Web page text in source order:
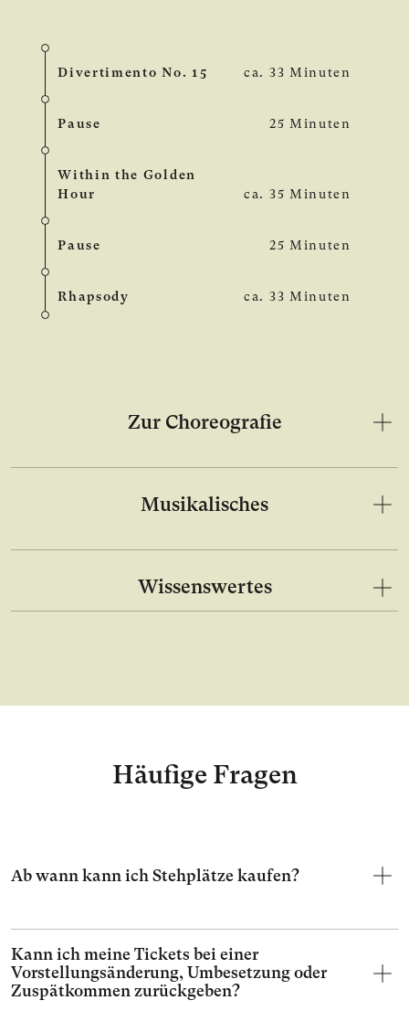
Divertimento No. 15 ca. 33 Minuten
Pause 25 Minuten
Within the Golden
Hour
ca. 35 Minuten
Pause 25 Minuten
Rhapsody ca. 33 Minuten
Zur Choreografie
Musikalisches
Wissenswertes
Häufige Fragen
Ab wann kann ich Stehplätze kaufen?
Kann ich meine Tickets bei einer
Vorstellungsänderung, Umbesetzung oder
Zuspätkommen zurückgeben?